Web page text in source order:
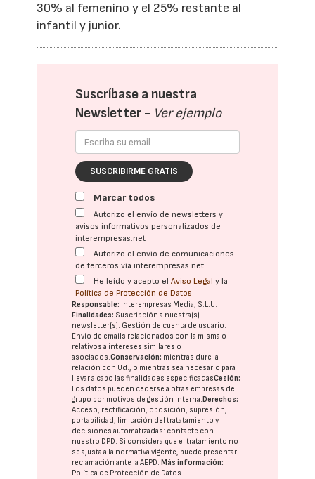
30% al femenino y el 25% restante al
infantil y junior.
Suscríbase a nuestra
Newsletter - Ver ejemplo
SUSCRIBIRME GRATIS
Marcar todos
Autorizo el envío de newsletters y
avisos informativos personalizados de
interempresas.net
Autorizo el envío de comunicaciones
de terceros vía interempresas.net
He leído y acepto elAviso Legal y la
Política de Protección de Datos
Responsable: Interempresas Media, S.L.U.
Finalidades: Suscripción a nuestra(s)
newsletter(s). Gestión de cuenta de usuario.
Envío de emails relacionados con la misma o
relativos a intereses similares o
asociados.Conservación: mientras dure la
relación con Ud., o mientras sea necesario para
llevar a cabo las finalidades especificadasCesión:
Los datos pueden cederse a otras empresas del
grupo por motivos de gestión interna. Derechos:
Acceso, rectificación, oposición, supresión,
portabilidad, limitación del tratatamiento y
decisiones automatizadas: contacte con
nuestro DPD. Si considera que el tratamiento no
se ajusta a la normativa vigente, puede presentar
reclamación ante laAEPD. Más información:
Política de Protección de Datos